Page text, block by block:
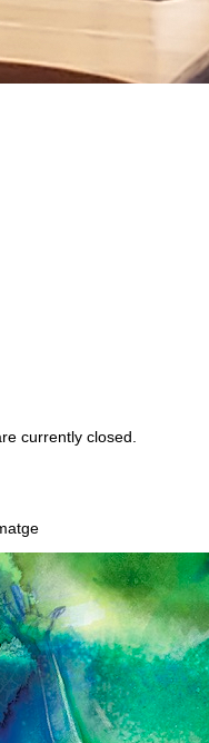
currently closed.